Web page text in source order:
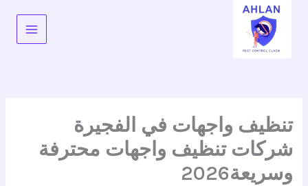
المحتوى
تنظيف واجهات في الفجيرة
شركات تنظيف واجهات محترفة
وسريعة2026